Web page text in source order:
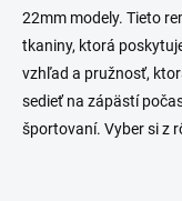
22mm modely. Tieto
tkaniny, ktorá
vzhľad a pružnosť,
sedieť na zápästí
športovaní. Vyber si z